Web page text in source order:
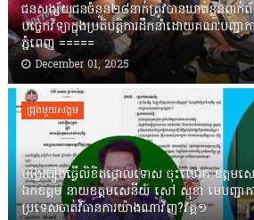
ជនសង្ស័យជនចំនួន២៨នាក់ត្រូវបានឃាត់ខ្លួនពាក់ព័ន្
បច្ចេកវិទ្យាក្នុងប្រតិបត្តិការដឹកនាំដោយគណៈបញ្ជាក
ភ្នំពេញ ‎=====
December 01, 2025
ជ្រុងមួយសង្គម
បង្វែររឿងធ្វើលិខិតថ្កោលទោស ចុះលោក ឧត្តម
ឯកឧត្តម នាយឧត្តមសេនីយ៍ សៅ សុខា មេបញ្ជាការ
ប្រទេសចាត់វិធានការយ៉ាងណាវិញ?វគ្គ១